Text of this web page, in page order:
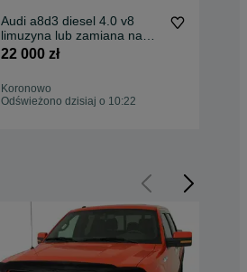
Audi a8d3 diesel 4.0 v8
limuzyna lub zamiana na
wywrotke bus lub quada
22 000 zł
Koronowo
Odświeżono dzisiaj o 10:22